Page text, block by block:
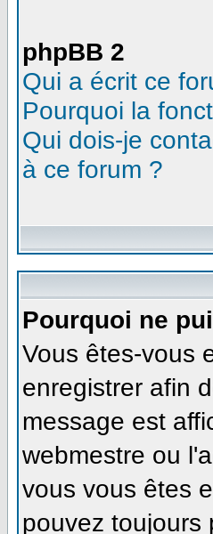
phpBB 2
Qui a écrit ce
Pourquoi la
Qui dois-je
à ce forum ?
Pourquoi ne
Vous êtes-vous
enregistrer afin
message est
webmestre ou
vous vous êtes
pouvez toujours